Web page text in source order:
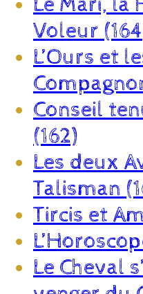
Voleur
L’Ours et
Conseil
(162)
Les deux
Talisman
Tircis et
Le Cheval